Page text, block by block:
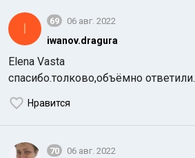
I 69 06 авг. 2022
iwanov.dragura
Elena Vasta
спасибо.толково,объёмно ответили.
Нравится
70 06 авг. 2022